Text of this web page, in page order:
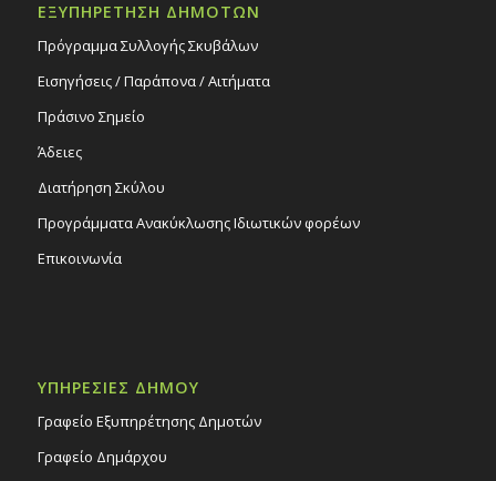
ΕΞΥΠΗΡΕΤΗΣΗ ΔΗΜΟΤΩΝ
Πρόγραμμα Συλλογής Σκυβάλων
Εισηγήσεις / Παράπονα / Αιτήματα
Πράσινο Σημείο
Άδειες
Διατήρηση Σκύλου
Προγράμματα Ανακύκλωσης Ιδιωτικών φορέων
Επικοινωνία
ΥΠΗΡΕΣΙΕΣ ΔΗΜΟΥ
Γραφείο Εξυπηρέτησης Δημοτών
Γραφείο Δημάρχου